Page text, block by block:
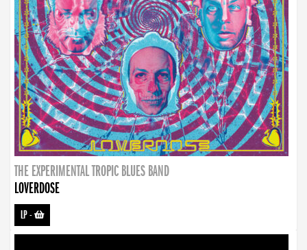
THE EXPERIMENTAL TROPIC BLUES BAND
LOVERDOSE
LP-